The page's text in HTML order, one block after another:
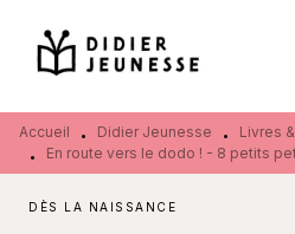
MENU RECHERCHE
PIED DE PAGE
Accueil • Didier Jeunesse • Livres
•
En route vers le dodo ! - 8 petits
DÈS LA NAISSANCE